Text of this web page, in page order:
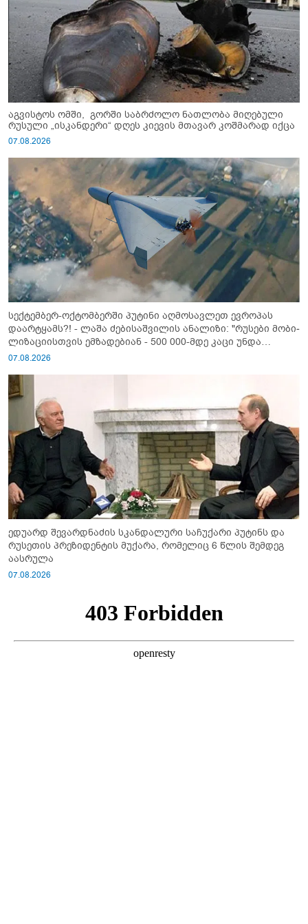
აგვისტოს ომში, გორში საბრძოლო ნათლობა მიღებული
რუსული „ისკანდერი“ დღეს კიევის მთავარ კოშმარად იქცა
07.08.2026
სექტემბერ-ოქტომბერში პუტინი აღმოსავლეთ ევროპას
დაარტყამს?! - ლაშა ძებისაშვილის ანალიზი: "რუსები მობი­
ლიზაციისთვის ემზადებიან - 500 000-მდე კაცი უნდა
გაიწვიონ ომში"
07.08.2026
ედუარდ შევარდნაძის სკანდალური საჩუქარი პუტინს და
რუსეთის პრეზიდენტის მუქარა, რომელიც 6 წლის შემდეგ
აასრულა
07.08.2026